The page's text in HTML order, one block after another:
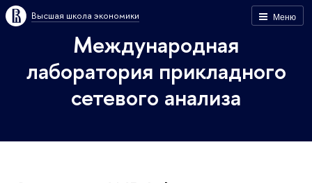
Меню
Высшая школа экономики
Международная
лаборатория прикладного
сетевого анализа